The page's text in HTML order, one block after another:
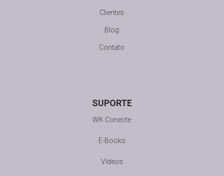
Clientes
Blog
Contato
SUPORTE
WK Conecte
E-Books
Vídeos